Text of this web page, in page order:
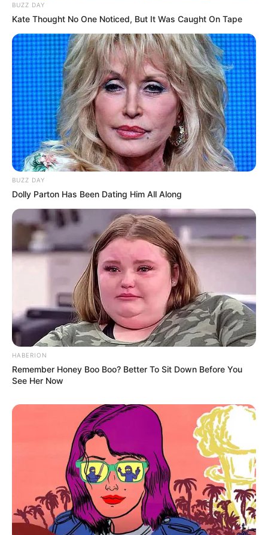
BUZZ DAY
Kate Thought No One Noticed, But It Was Caught On Tape
BUZZ DAY
Dolly Parton Has Been Dating Him All Along
HABERION
Remember Honey Boo Boo? Better To Sit Down Before You
See Her Now